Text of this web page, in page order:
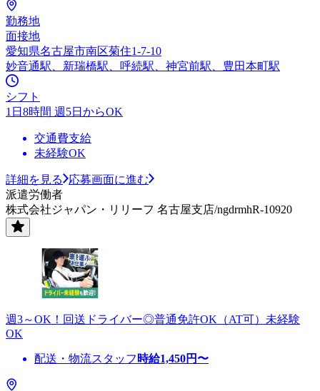
勤務地
面接地
愛知県名古屋市南区菊住1-7-10
妙音通駅、新瑞橋駅、呼続駅、神宮前駅、豊田本町駅
シフト
1日8時間 週5日からOK
交通費支給
未経験OK
詳細を見る
応募画面に進む
派遣労働者
株式会社ジャパン・リリーフ 名古屋支店/ngdrmhR-10920
週3～OK！回送ドライバー◎普通免許OK（AT可）未経験
OK
配送・物流スタッフ 時給1,450円〜